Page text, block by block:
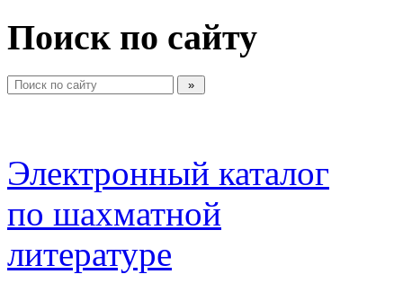
Поиск по сайту
Электронный каталог
по шахматной
литературе